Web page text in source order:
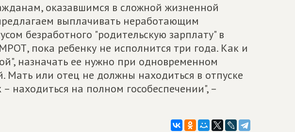
оказавшимся в сложной жизненной
выплачивать неработающим
безработного "родительскую зарплату" в
пока ребенку не исполнится три года. Как и
назначать ее нужно при одновременном
Мать или отец не должны находиться в отпуске
находиться на полном гособеспечении", –